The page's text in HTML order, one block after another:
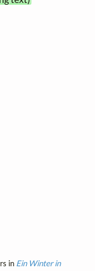
in Ein Winter in